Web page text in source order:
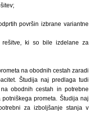
površin izbrane variantne
rešitve, ki so bile izdelane za
na obodnih cestah zaradi
Študija naj predlaga tudi
obodnih cestah in potrebne
prometa. Študija naj
za izboljšanje stanja v